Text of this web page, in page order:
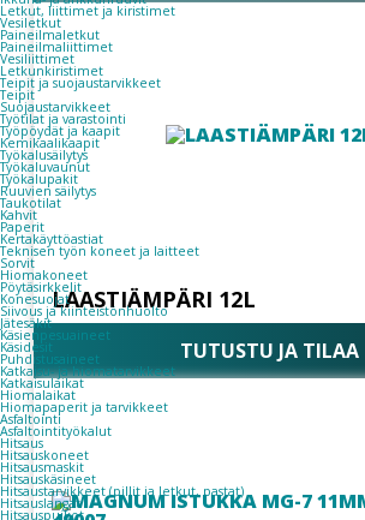
Letkut, liittimet ja kiristimet
Vesiletkut
Paineilmaletkut
Paineilmaliittimet
Vesiliittimet
Letkunkiristimet
Teipit ja suojaustarvikkeet
Teipit
Suojaustarvikkeet
Työtilat ja varastointi
Työpöydät ja kaapit
Kemikaalikaapit
Työkalusäilytys
Työkaluvaunut
Työkalupakit
Ruuvien säilytys
Taukotilat
Kahvit
Paperit
Kertakäyttöastiat
Teknisen työn koneet ja laitteet
Sorvit
Hiomakoneet
Pöytäsirkkelit
Konesuojat
Siivous ja kiinteistönhuolto
Jätesäkit
Käsienpesuaineet
Käsidesit
Puhdistusaineet
Katkaisu- ja hiomatarvikkeet
Katkaisulaikat
Hiomalaikat
Hiomapaperit ja tarvikkeet
Asfaltointi
Asfaltointityökalut
Hitsaus
Hitsauskoneet
Hitsausmaskit
Hitsauskäsineet
Hitsaustarvikkeet (pillit ja letkut, pastat)
Hitsauslangat
Hitsauspuikot
LAASTIÄMPÄRI 12L
TUTUSTU JA TILAA